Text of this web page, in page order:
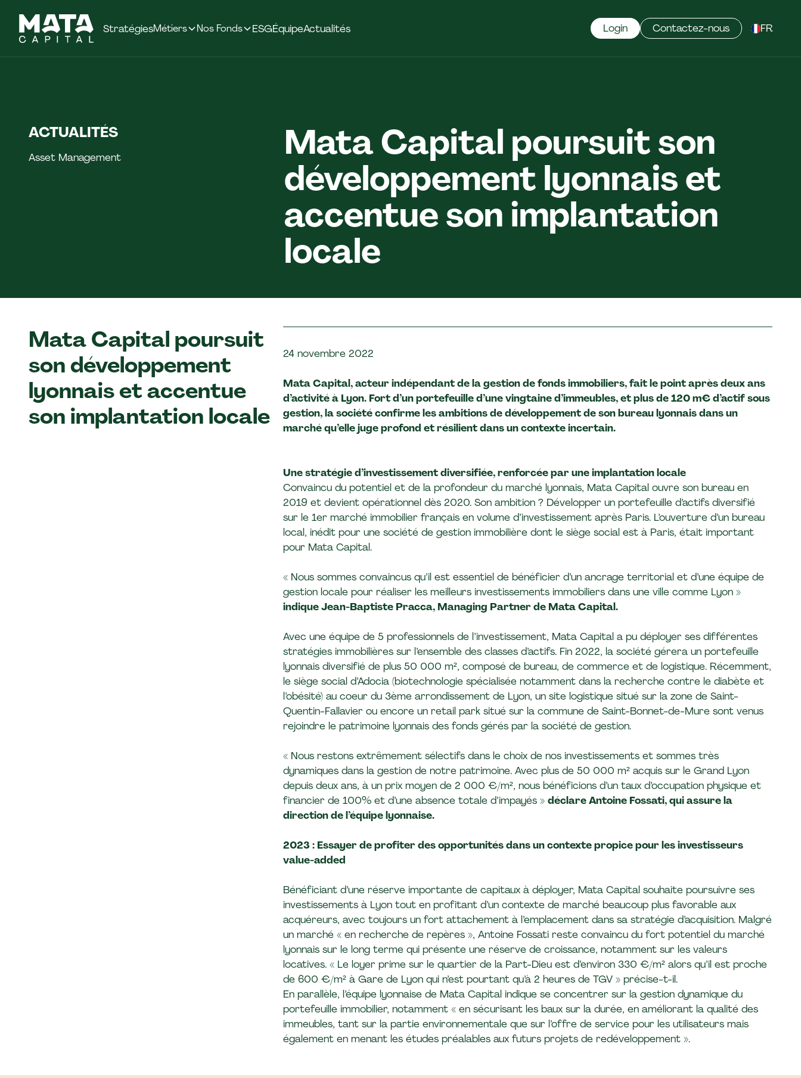
StratégiesMétiers Nos Fonds ESGÉquipeActualités Login Contactez-nous FR
ACTUALITÉS
Asset Management
Mata Capital poursuit son
développement lyonnais et
accentue son implantation
locale
Mata Capital poursuit
son développement
lyonnais et accentue
son implantation locale
24 novembre 2022
Mata Capital, acteur indépendant de la gestion de fonds immobiliers, fait le point après deux ans
d’activité à Lyon. Fort d’un portefeuille d’une vingtaine d’immeubles, et plus de 120 m€ d’actif sous
gestion, la société confirme les ambitions de développement de son bureau lyonnais dans un
marché qu’elle juge profond et résilient dans un contexte incertain.
Une stratégie d’investissement diversifiée, renforcée par une implantation locale
Convaincu du potentiel et de la profondeur du marché lyonnais, Mata Capital ouvre son bureau en
2019 et devient opérationnel dès 2020. Son ambition ? Développer un portefeuille d’actifs diversifié
sur le 1er marché immobilier français en volume d’investissement après Paris. L’ouverture d’un bureau
local, inédit pour une société de gestion immobilière dont le siège social est à Paris, était important
pour Mata Capital.
« Nous sommes convaincus qu’il est essentiel de bénéficier d’un ancrage territorial et d’une équipe de
gestion locale pour réaliser les meilleurs investissements immobiliers dans une ville comme Lyon »
indique Jean-Baptiste Pracca, Managing Partner de Mata Capital.
Avec une équipe de 5 professionnels de l’investissement, Mata Capital a pu déployer ses différentes
stratégies immobilières sur l’ensemble des classes d’actifs. Fin 2022, la société gérera un portefeuille
lyonnais diversifié de plus 50 000 m², composé de bureau, de commerce et de logistique. Récemment,
le siège social d’Adocia (biotechnologie spécialisée notamment dans la recherche contre le diabète et
l’obésité) au coeur du 3ème arrondissement de Lyon, un site logistique situé sur la zone de Saint-
Quentin-Fallavier ou encore un retail park situé sur la commune de Saint-Bonnet-de-Mure sont venus
rejoindre le patrimoine lyonnais des fonds gérés par la société de gestion.
« Nous restons extrêmement sélectifs dans le choix de nos investissements et sommes très
dynamiques dans la gestion de notre patrimoine. Avec plus de 50 000 m² acquis sur le Grand Lyon
depuis deux ans, à un prix moyen de 2 000 €/m², nous bénéficions d’un taux d’occupation physique et
financier de 100% et d’une absence totale d’impayés » déclare Antoine Fossati, qui assure la
direction de l’équipe lyonnaise.
2023 : Essayer de profiter des opportunités dans un contexte propice pour les investisseurs
value-added
Bénéficiant d’une réserve importante de capitaux à déployer, Mata Capital souhaite poursuivre ses
investissements à Lyon tout en profitant d’un contexte de marché beaucoup plus favorable aux
acquéreurs, avec toujours un fort attachement à l’emplacement dans sa stratégie d’acquisition. Malgré
un marché « en recherche de repères », Antoine Fossati reste convaincu du fort potentiel du marché
lyonnais sur le long terme qui présente une réserve de croissance, notamment sur les valeurs
locatives. « Le loyer prime sur le quartier de la Part-Dieu est d’environ 330 €/m² alors qu’il est proche
de 600 €/m² à Gare de Lyon qui n’est pourtant qu’à 2 heures de TGV » précise-t-il.
En parallèle, l’équipe lyonnaise de Mata Capital indique se concentrer sur la gestion dynamique du
portefeuille immobilier, notamment « en sécurisant les baux sur la durée, en améliorant la qualité des
immeubles, tant sur la partie environnementale que sur l’offre de service pour les utilisateurs mais
également en menant les études préalables aux futurs projets de redéveloppement ».